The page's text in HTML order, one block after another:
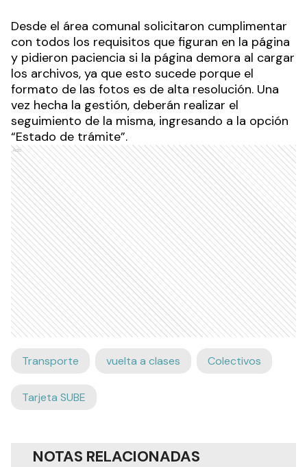
Desde el área comunal solicitaron cumplimentar
con todos los requisitos que figuran en la página
y pidieron paciencia si la página demora al cargar
los archivos, ya que esto sucede porque el
formato de las fotos es de alta resolución. Una
vez hecha la gestión, deberán realizar el
seguimiento de la misma, ingresando a la opción
“Estado de trámite”.
Ads
Transporte vuelta a clases Colectivos
Tarjeta SUBE
NOTAS RELACIONADAS